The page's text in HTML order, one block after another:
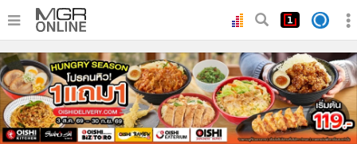
• หน้าหลัก
• ทันเหตุการณ์
• ภาคใต้
• ภูมิภาค